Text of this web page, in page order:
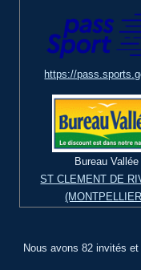
https://
Bureau Vallée
ST CLEMENT DE
Nous avons 82 invités